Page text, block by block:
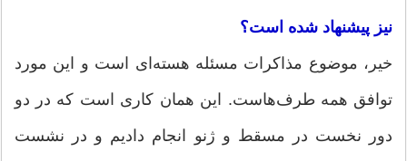
نیز پیشنهاد شده است؟
خیر، موضوع مذاکرات مسئله هسته‌ای است و این مورد
توافق همه طرف‌هاست. این همان کاری است که در دو
دور نخست در مسقط و ژنو انجام دادیم و در نشست